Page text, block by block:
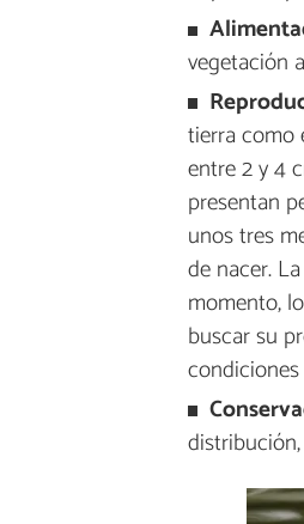
vegetación
tierra como
entre 2 y 4
presentan
unos tres
de nacer.
momento,
buscar su